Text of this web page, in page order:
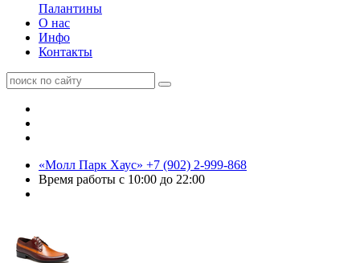
Палантины
О нас
Инфо
Контакты
«Молл Парк Хаус» +7 (902) 2-999-868
Время работы с 10:00 до 22:00